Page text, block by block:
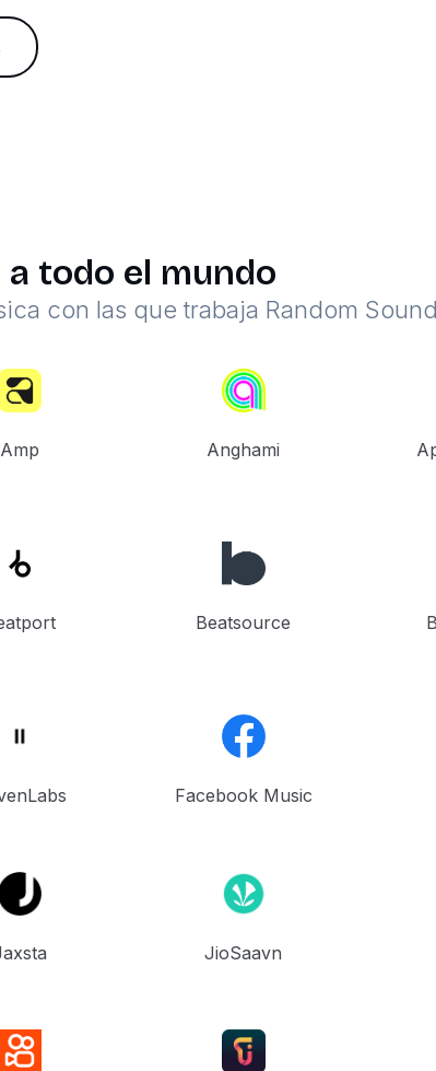
todo el mundo
con las que trabaja Random
Amp Anghami
Beatsource
Facebook Music
JioSaavn